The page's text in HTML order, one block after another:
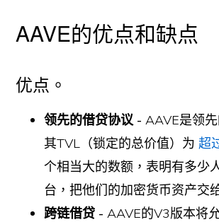
AAVE的优点和缺点
优点。
领先的借贷协议 -AAVE是领
其TVL（锁定的总价值）为 超
个相当大的数额，表明有多少
台，把他们的加密货币资产交
跨链借贷 -AAVE的V3版本将